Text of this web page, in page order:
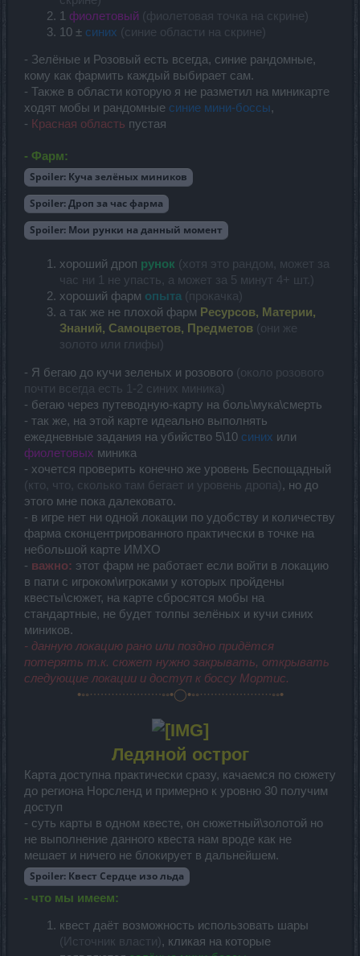
1 фиолетовый (фиолетовая точка на скрине)
10 ± синих (синие области на скрине)
- Зелёные и Розовый есть всегда, синие рандомные,
кому как фармить каждый выбирает сам.
- Также в области которую я не разметил на миникарте
ходят мобы и рандомные синие мини-боссы,
- Красная область пустая
- Фарм:
Spoiler: Куча зелёных миников
Spoiler:Дроп за час фарма
Spoiler: Мои рунки на данный момент
хороший дроп рунок (хотя это рандом, может за
час ни 1 не упасть, а может за 5 минут 4+ шт.)
хороший фарм опыта (прокачка)
а так же не плохой фарм Ресурсов, Материи,
Знаний, Самоцветов, Предметов (они же
золото или глифы)
- Я бегаю до кучи зеленых и розового (около розового
почти всегда есть 1-2 синих миника)
- бегаю через путеводную-карту на боль\мука\смерть
- так же, на этой карте идеально выполнять
ежедневные задания на убийство 5\10 синих или
фиолетовых миника
- хочется проверить конечно же уровень Беспощадный
(кто, что, сколько там бегает и уровень дропа), но до
этого мне пока далековато.
- в игре нет ни одной локации по удобству и количеству
фарма сконцентрированного практически в точке на
небольшой карте ИМХО
- важно: этот фарм не работает если войти в локацию
в пати с игроком\игроками у которых пройдены
квесты\сюжет, на карте сбросятся мобы на
стандартные, не будет толпы зелёных и кучи синих
миников.
- данную локацию рано или поздно придётся
потерять т.к. сюжет нужно закрывать, открывать
следующие локации и доступ к боссу Мортис.
•◦◦·∙·∙·∙·∙·∙·∙·∙·∙·∙·∙◦◦•◯•◦◦·∙·∙·∙·∙·∙·∙·∙·∙·∙·∙◦◦•
Ледяной острог
Карта доступна практически сразу, качаемся по сюжету
до региона Норсленд и примерно к уровню 30 получим
доступ
- суть карты в одном квесте, он сюжетный\золотой но
не выполнение данного квеста нам вроде как не
мешает и ничего не блокирует в дальнейшем.
Spoiler: Квест Сердце изо льда
- что мы имеем:
квест даёт возможность использовать шары
(Источник власти), кликая на которые